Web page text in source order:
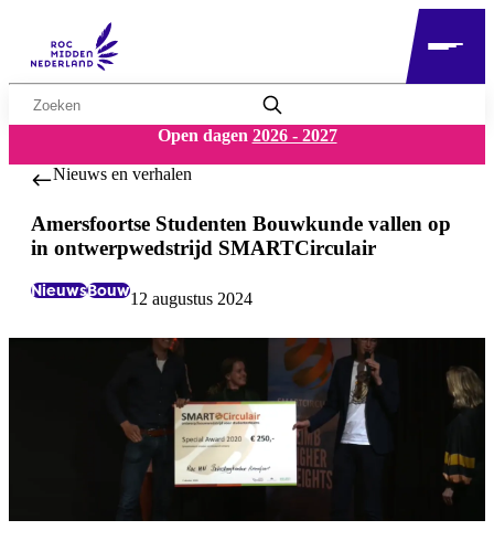
Zoekwoord
Open dagen 2026 - 2027
Nieuws en verhalen
Amersfoortse Studenten Bouwkunde vallen op
in ontwerpwedstrijd SMARTCirculair
NieuwsBouw12 augustus 2024